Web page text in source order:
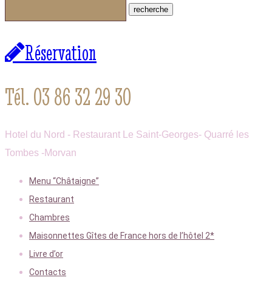
Réservation
Tél. 03 86 32 29 30
Hotel du Nord - Restaurant Le Saint-Georges- Quarré les
Tombes -Morvan
Menu “Châtaigne”
Restaurant
Chambres
Maisonnettes Gîtes de France hors de l’hôtel 2*
Livre d’or
Contacts